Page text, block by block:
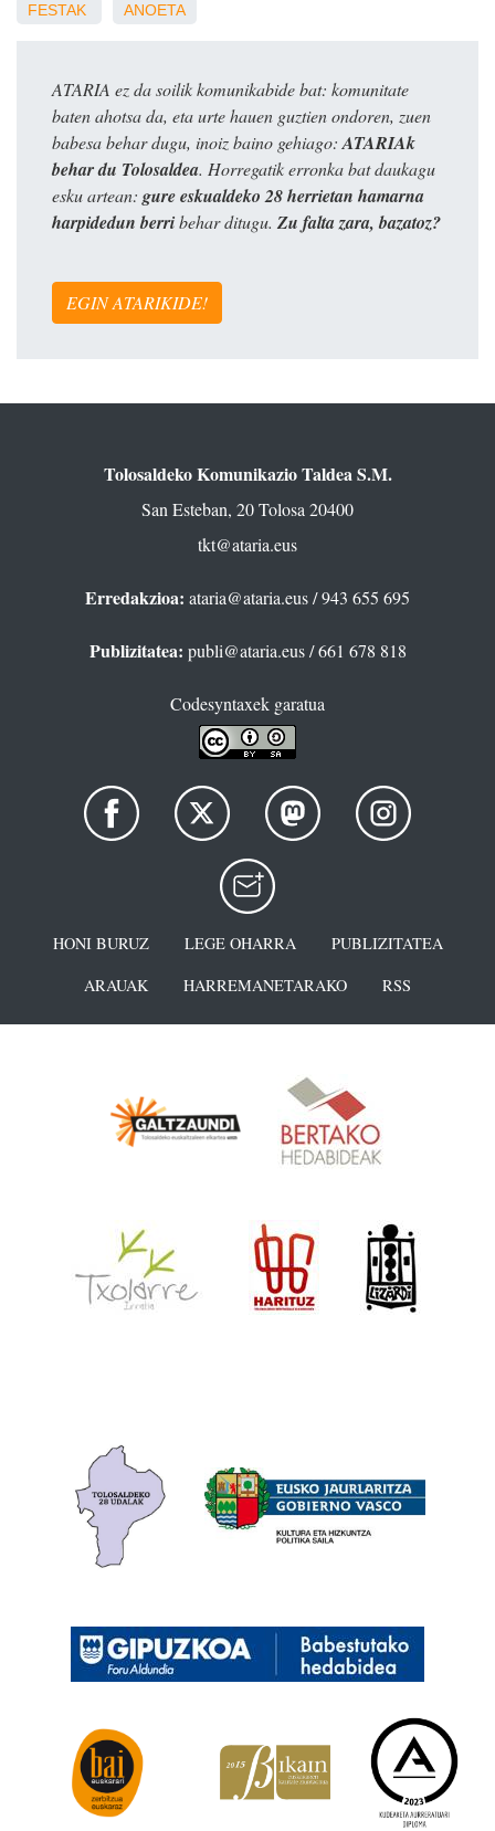
FESTAK ANOETA
ATARIA ez da soilik komunikabide bat: komunitate
baten ahotsa da, eta urte hauen guztien ondoren, zuen
babesa behar dugu, inoiz baino gehiago: ATARIAk
behar du Tolosaldea. Horregatik erronka bat daukagu
esku artean: gure eskualdeko 28 herrietan hamarna
harpidedun berribehar ditugu. Zu falta zara, bazatoz?
EGIN ATARIKIDE!
Tolosaldeko Komunikazio Taldea S.M.
San Esteban, 20 Tolosa 20400
tkt@ataria.eus
Erredakzioa: ataria@ataria.eus/ 943 655 695
Publizitatea: publi@ataria.eus/ 661 678 818
Codesyntaxek garatua
HONI BURUZ LEGE OHARRA
PUBLIZITATEA
ARAUAK
HARREMANETARAKO RSS